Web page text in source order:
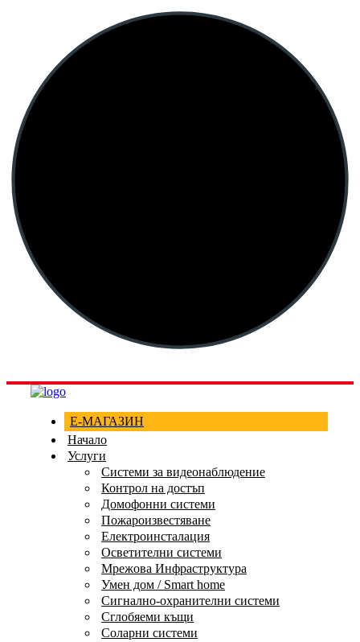
Е-МАГАЗИН
Начало
Услуги
Системи за видеонаблюдение
Контрол на достъп
Домофонни системи
Пожароизвестяване
Електроинсталация
Осветителни системи
Мрежова Инфраструктура
Умен дом / Smart home
Сигнално-охранителни системи
Сглобяеми къщи
Соларни системи